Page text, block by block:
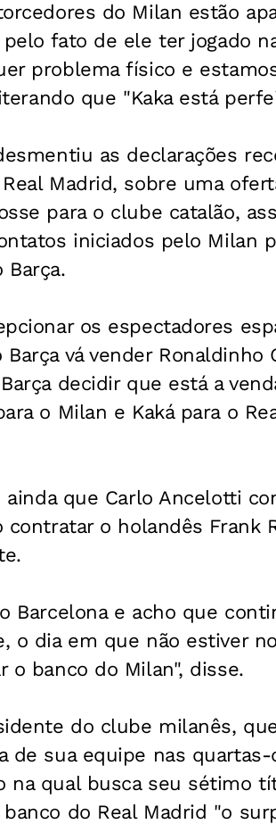
do Milan estão
fato de ele ter jogado
problema físico e
que "Kaka está
as declarações
Madrid, sobre uma
para o clube catalão,
iniciados pelo Milan
Barça.
os espectadores
Barça vá vender
Barça decidir que está a
o Milan e Kaká para o
ainda que Carlo Ancelotti
o holandês Frank
Barcelona e acho que
o dia em que não estiver
o banco do Milan", disse.
do clube milanês,
de sua equipe nas
na qual busca seu sétimo
do Real Madrid "o